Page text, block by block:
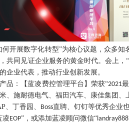
何开展数字化转型”为核心议题，众多
共同见证企业服务的黄金时代。会上，“
企业代表，推动行业创新发展。
品：【蓝凌费控管理平台】荣获“2021
、施耐德电气、福田汽车、康佳集团、
、丁香园、 Boss直聘、钉钉等优秀企业
凌EOP”，或添加蓝凌顾问微信“landray888